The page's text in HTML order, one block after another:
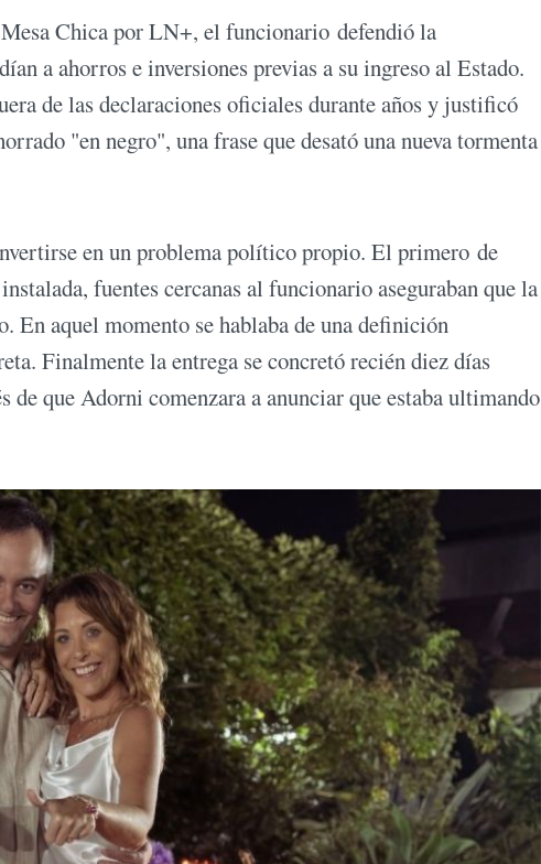
Chica por LN+, el funcionario defendió la
a ahorros e inversiones previas a su ingreso al Estado.
de las declaraciones oficiales durante años y justificó
"en negro", una frase que desató una nueva tormenta
en un problema político propio. El primero de
fuentes cercanas al funcionario aseguraban que la
En aquel momento se hablaba de una definición
Finalmente la entrega se concretó recién diez días
de que Adorni comenzara a anunciar que estaba ultimando